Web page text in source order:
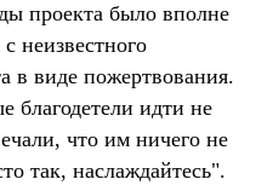
проекта было вполне
неизвестного
в виде пожертвования.
благодетели идти не
что им ничего не
так, наслаждайтесь".